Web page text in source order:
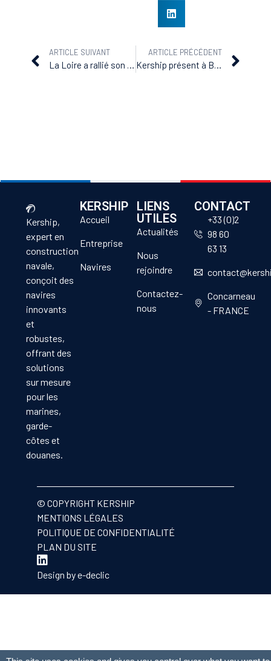
ARTICLE PRÉCÉDENT
Kership présent à BIDEC 2017
ARTICLE SUIVANT
La Loire a rallié son port de base de Toulon
Kership,
expert en
construction
navale,
conçoit des
navires
innovants
et
robustes,
offrant des
solutions
sur mesure
pour les
marines,
garde-
côtes et
douanes.
KERSHIP
Accueil
Entreprise
Navires
LIENS
UTILES
Actualités
Nous
rejoindre
Contactez-
nous
CONTACT
+33 (0)2
98 60
63 13
Concarneau
- FRANCE
© COPYRIGHT KERSHIP
MENTIONS LÉGALES
POLITIQUE DE CONFIDENTIALITÉ
PLAN DU SITE
Design bye-declic